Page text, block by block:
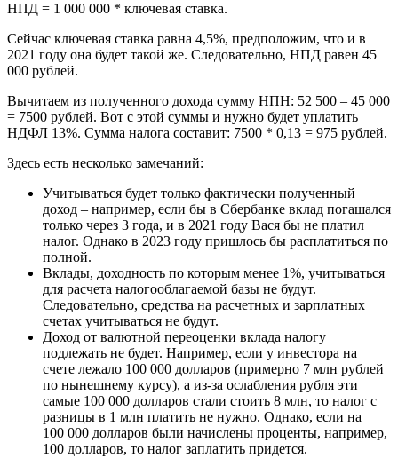
НПД = 1 000 000 * ключевая ставка.
Сейчас ключевая ставка равна 4,5%, предположим, что и в
2021 году она будет такой же. Следовательно, НПД равен 45
000 рублей.
Вычитаем из полученного дохода сумму НПН: 52 500 – 45 000
= 7500 рублей. Вот с этой суммы и нужно будет уплатить
НДФЛ 13%. Сумма налога составит: 7500 * 0,13 = 975 рублей.
Здесь есть несколько замечаний:
Учитываться будет только фактически полученный
доход – например, если бы в Сбербанке вклад погашался
только через 3 года, и в 2021 году Вася бы не платил
налог. Однако в 2023 году пришлось бы расплатиться по
полной.
Вклады, доходность по которым менее 1%, учитываться
для расчета налогооблагаемой базы не будут.
Следовательно, средства на расчетных и зарплатных
счетах учитываться не будут.
Доход от валютной переоценки вклада налогу
подлежать не будет. Например, если у инвестора на
счете лежало 100 000 долларов (примерно 7 млн рублей
по нынешнему курсу), а из-за ослабления рубля эти
самые 100 000 долларов стали стоить 8 млн, то налог с
разницы в 1 млн платить не нужно. Однако, если на
100 000 долларов были начислены проценты, например,
100 долларов, то налог заплатить придется.